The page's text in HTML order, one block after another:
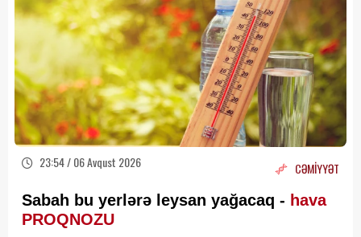
23:54 / 06 Avqust 2026 CƏMİYYƏT
Sabah bu yerlərə leysan yağacaq - hava
PROQNOZU